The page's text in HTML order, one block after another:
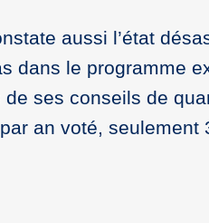
aussi l’état
dans le programme
de ses conseils de
an voté,